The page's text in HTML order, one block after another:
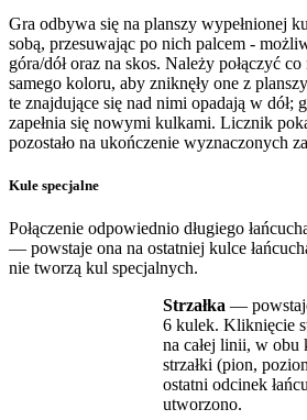
Gra odbywa się na planszy wypełnionej
sobą, przesuwając po nich palcem -
góra/dół oraz na skos. Należy połączyć
samego koloru, aby zniknęły one z
te znajdujące się nad nimi opadają w dół;
zapełnia się nowymi kulkami. Licznik
pozostało na ukończenie wyznaczonych
Kule specjalne
Połączenie odpowiednio długiego
— powstaje ona na ostatniej kulce
nie tworzą kul specjalnych.
Strzałka —
6 kulek. Kliknięcie
na całej linii, w
strzałki (pion,
ostatni odcinek
utworzono.